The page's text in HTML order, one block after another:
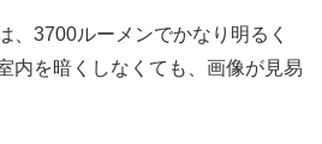
、3700ルーメンでかなり明るく
内を暗くしなくても、画像が見易